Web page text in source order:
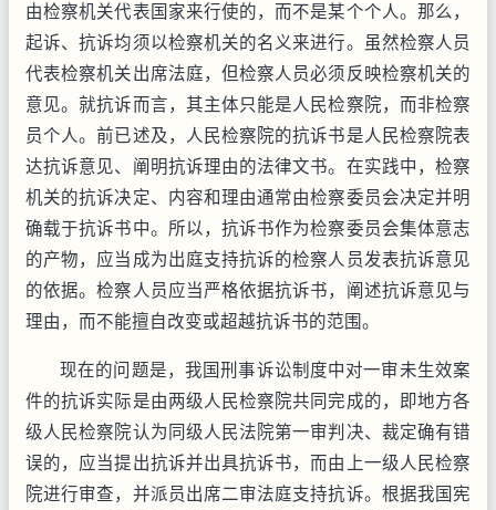
由检察机关代表国家来行使的，而不是某个个人。那么，
起诉、抗诉均须以检察机关的名义来进行。虽然检察人员
代表检察机关出席法庭，但检察人员必须反映检察机关的
意见。就抗诉而言，其主体只能是人民检察院，而非检察
员个人。前已述及，人民检察院的抗诉书是人民检察院表
达抗诉意见、阐明抗诉理由的法律文书。在实践中，检察
机关的抗诉决定、内容和理由通常由检察委员会决定并明
确载于抗诉书中。所以，抗诉书作为检察委员会集体意志
的产物，应当成为出庭支持抗诉的检察人员发表抗诉意见
的依据。检察人员应当严格依据抗诉书，阐述抗诉意见与
理由，而不能擅自改变或超越抗诉书的范围。
现在的问题是，我国刑事诉讼制度中对一审未生效案
件的抗诉实际是由两级人民检察院共同完成的，即地方各
级人民检察院认为同级人民法院第一审判决、裁定确有错
误的，应当提出抗诉并出具抗诉书，而由上一级人民检察
院进行审查，并派员出席二审法庭支持抗诉。根据我国宪